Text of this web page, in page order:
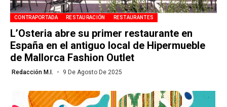
CONTRAPORTADA RESTAURACIÓN RESTAURANTES
L’Osteria abre su primer restaurante en
España en el antiguo local de Hipermueble
de Mallorca Fashion Outlet
Redacción M.I. 9 De Agosto De 2025